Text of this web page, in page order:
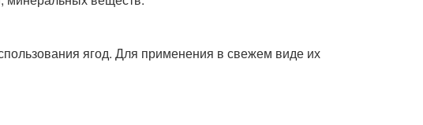
ягод. Для применения в свежем виде их